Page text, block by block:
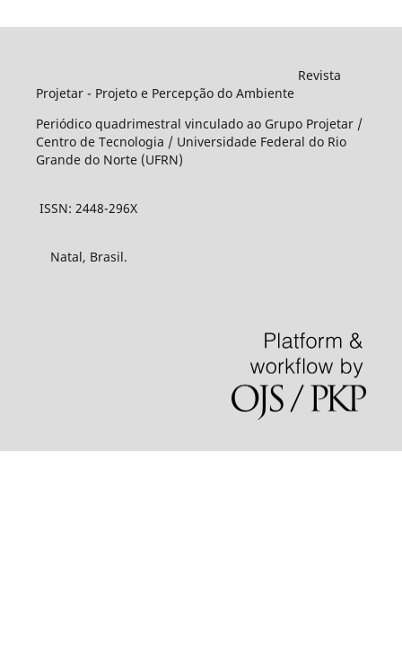
Revista
Projetar - Projeto e Percepção do Ambiente
Periódico quadrimestral vinculado ao Grupo Projetar /
Centro de Tecnologia / Universidade Federal do Rio
Grande do Norte (UFRN)
ISSN: 2448-296X
Natal, Brasil.